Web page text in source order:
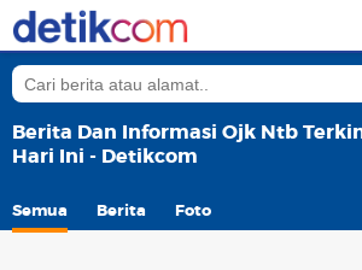
Berita Dan Informasi Ojk Ntb
Hari Ini - Detikcom
Semua Berita Foto